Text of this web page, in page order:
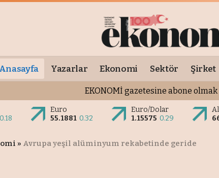
Anasayfa Yazarlar Ekonomi Sektör Şirket
EKONOMİ gazetesine abone olmak
0.18
Euro
55.1881 0.32
Euro/Dolar
1.15575 0.29
» Avrupa yeşil alüminyum rekabetinde geride